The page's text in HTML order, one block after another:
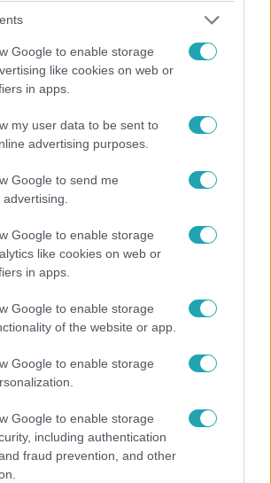
Google to enable storage
like cookies on web or
in apps.
my user data to be sent to
advertising purposes.
Google to send me
Google to enable storage
like cookies on web or
in apps.
Google to enable storage
of the website or app.
Google to enable storage
Google to enable storage
including authentication
fraud prevention, and other
mesélt arról, hogy anyagi gondokkal
bátorságot.
az anyatejre – unokája számára
anyatejre unokájának – miközben